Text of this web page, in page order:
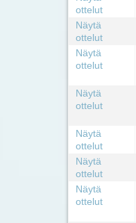
ottelut
Näytä
ottelut
Näytä
ottelut
Näytä
ottelut
Näytä
ottelut
Näytä
ottelut
Näytä
ottelut